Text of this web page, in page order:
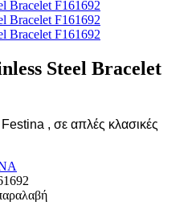
Steel Bracelet
, σε απλές κλασικές